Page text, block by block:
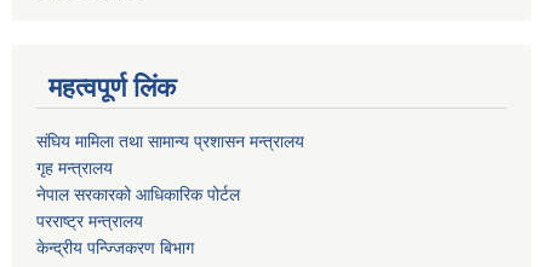
महत्वपूर्ण लिंक
संघिय मामिला तथा सामान्य प्रशासन मन्त्रालय
गृह मन्त्रालय
नेपाल सरकारको आधिकारिक पोर्टल
परराष्ट्र मन्त्रालय
केन्द्रीय पन्ज्जिकरण बिभाग